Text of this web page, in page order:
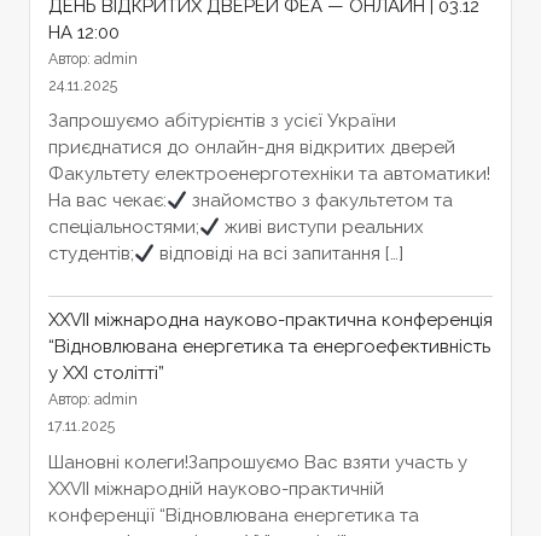
ДЕНЬ ВІДКРИТИХ ДВЕРЕЙ ФЕА — ОНЛАЙН | 03.12
НА 12:00
Автор: admin
24.11.2025
Запрошуємо абітурієнтів з усієї України
приєднатися до онлайн-дня відкритих дверей
Факультету електроенерготехніки та автоматики!
На вас чекає:
знайомство з факультетом та
спеціальностями;
живі виступи реальних
студентів;
відповіді на всі запитання […]
XXVІІ міжнародна науково-практична конференція
“Відновлювана енергетика та енергоефективність
у XXI столітті”
Автор: admin
17.11.2025
Шановні колеги!Запрошуємо Вас взяти участь у
XXVІІ міжнародній науково-практичній
конференції “Відновлювана енергетика та